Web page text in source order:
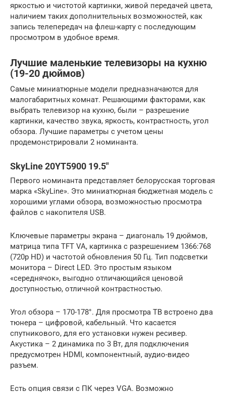
яркостью и чистотой картинки, живой передачей цвета,
наличием таких дополнительных возможностей, как
запись телепередач на флеш-карту с последующим
просмотром в удобное время.
Лучшие маленькие телевизоры на кухню
(19-20 дюймов)
Самые миниатюрные модели предназначаются для
малогабаритных комнат. Решающими факторами, как
выбрать телевизор на кухню, были – разрешение
картинки, качество звука, яркость, контрастность, угол
обзора. Лучшие параметры с учетом цены
продемонстрировали 2 номинанта.
SkyLine 20YT5900 19.5″
Первого номинанта представляет белорусская торговая
марка «SkyLine». Это миниатюрная бюджетная модель с
хорошими углами обзора, возможностью просмотра
файлов с накопителя USB.
Ключевые параметры экрана – диагональ 19 дюймов,
матрица типа TFT VA, картинка с разрешением 1366:768
(720p HD) и частотой обновления 50 Гц. Тип подсветки
монитора – Direct LED. Это простым языком
«середнячок», выгодно отличающийся ценовой
доступностью, отличной контрастностью.
Угол обзора – 170-178°. Для просмотра ТВ встроено два
тюнера – цифровой, кабельный. Что касается
спутникового, для его установки нужен ресивер.
Акустика – 2 динамика по 3 Вт, для подключения
предусмотрен HDMI, компонентный, аудио-видео
разъем.
Есть опция связи с ПК через VGA. Возможно